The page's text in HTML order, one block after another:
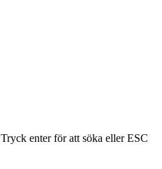
Tryck enter för att söka eller ESC